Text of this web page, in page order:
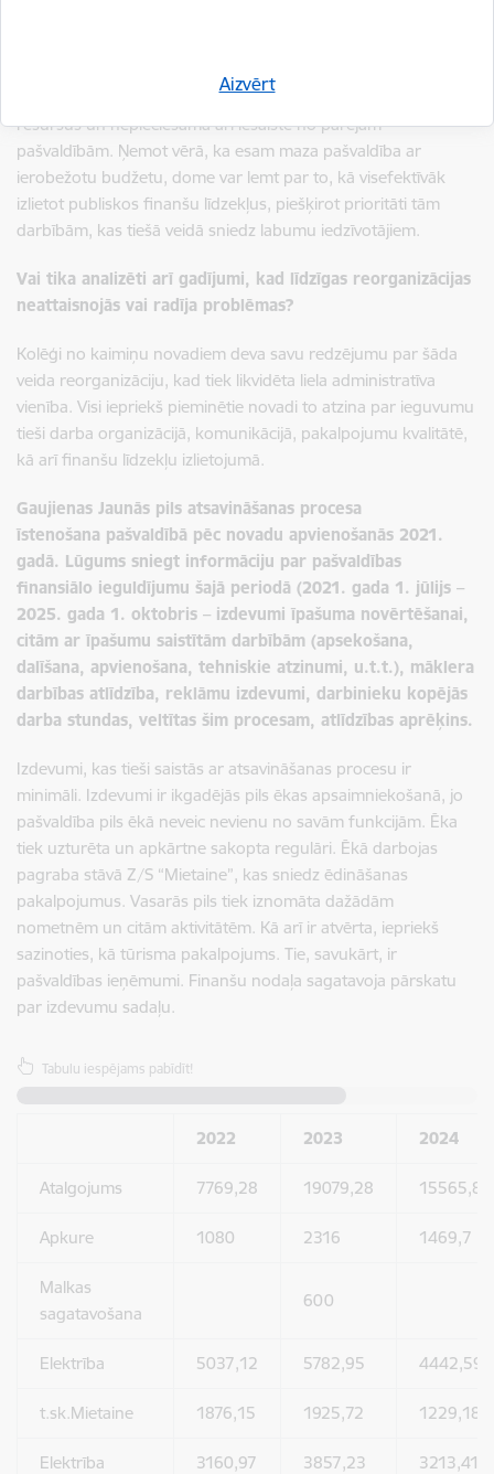
Aizvērt
finansiāli dārgs un laikietilpīgs process, kas prasa papildu
resursus un nepieciešama arī iesaiste no pārējām
pašvaldībām. Ņemot vērā, ka esam maza pašvaldība ar
ierobežotu budžetu, dome var lemt par to, kā visefektīvāk
izlietot publiskos finanšu līdzekļus, piešķirot prioritāti tām
darbībām, kas tiešā veidā sniedz labumu iedzīvotājiem.
Vai tika analizēti arī gadījumi, kad līdzīgas reorganizācijas
neattaisnojās vai radīja problēmas?
Kolēģi no kaimiņu novadiem deva savu redzējumu par šāda
veida reorganizāciju, kad tiek likvidēta liela administratīva
vienība. Visi iepriekš pieminētie novadi to atzina par ieguvumu
tieši darba organizācijā, komunikācijā, pakalpojumu kvalitātē,
kā arī finanšu līdzekļu izlietojumā.
Gaujienas Jaunās pils atsavināšanas procesa
īstenošana pašvaldībā pēc novadu apvienošanās 2021.
gadā. Lūgums sniegt informāciju par pašvaldības
finansiālo ieguldījumu šajā periodā (2021. gada 1. jūlijs –
2025. gada 1. oktobris – izdevumi īpašuma novērtēšanai,
citām ar īpašumu saistītām darbībām (apsekošana,
dalīšana, apvienošana, tehniskie atzinumi, u.t.t.), māklera
darbības atlīdzība, reklāmu izdevumi, darbinieku kopējās
darba stundas, veltītas šim procesam, atlīdzības aprēķins.
Izdevumi, kas tieši saistās ar atsavināšanas procesu ir
minimāli. Izdevumi ir ikgadējās pils ēkas apsaimniekošanā, jo
pašvaldība pils ēkā neveic nevienu no savām funkcijām. Ēka
tiek uzturēta un apkārtne sakopta regulāri. Ēkā darbojas
pagraba stāvā Z/S “Mietaine”, kas sniedz ēdināšanas
pakalpojumus. Vasarās pils tiek iznomāta dažādām
nometnēm un citām aktivitātēm. Kā arī ir atvērta, iepriekš
sazinoties, kā tūrisma pakalpojums. Tie, savukārt, ir
pašvaldības ieņēmumi. Finanšu nodaļa sagatavoja pārskatu
par izdevumu sadaļu.
Tabulu iespējams pabīdīt!
2022 2023 2024
Atalgojums 7769,28 19079,28 15565,89
Apkure 1080 2316 1469,7
Malkas
sagatavošana
600
Elektrība 5037,12 5782,95 4442,59
t.sk.Mietaine 1876,15 1925,72 1229,18
Elektrība 3160,97 3857,23 3213,41